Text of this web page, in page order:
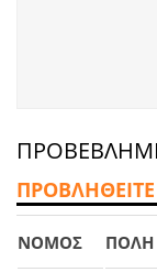
ΝΟΜΟΣ ΠΟΛΗ